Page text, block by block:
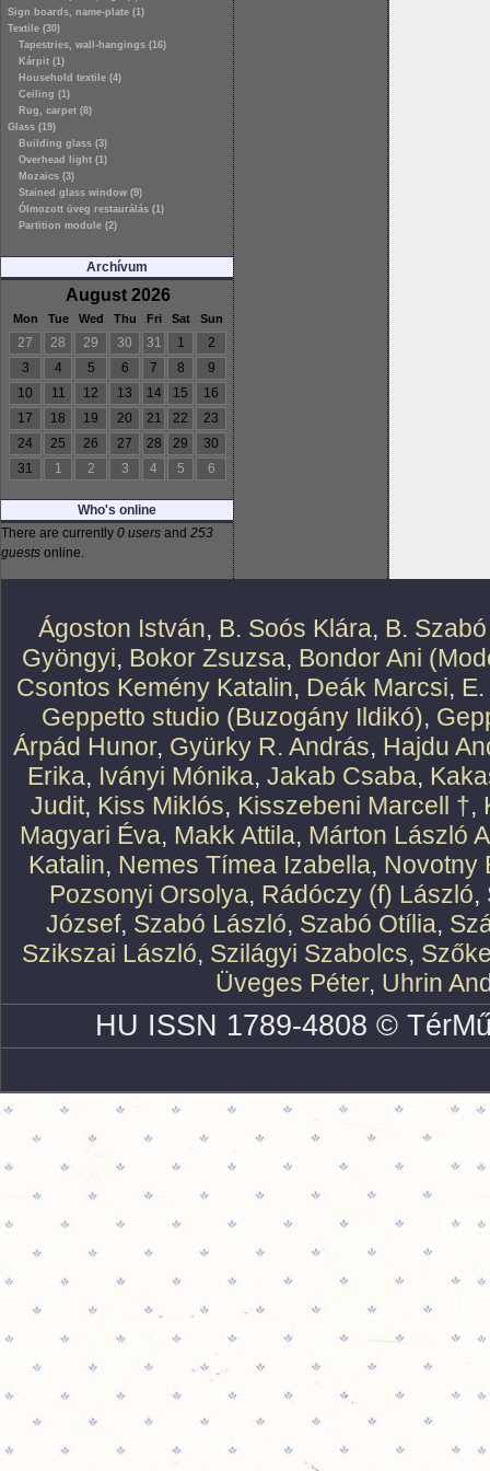
Sign boards, name-plate (1)
Textile (30)
Tapestries, wall-hangings (16)
Kárpit (1)
Household textile (4)
Ceiling (1)
Rug, carpet (8)
Glass (19)
Building glass (3)
Overhead light (1)
Mozaics (3)
Stained glass window (9)
Ólmozott üveg restaurálás (1)
Partition module (2)
Archívum
August 2026
Mon Tue Wed Thu Fri Sat Sun
27 28 29 30 31 1
2
3
4 5 6 7 8
9
10
11 12 13 14 15
16
17
18 19 20 21 22
23
24
25 26 27 28 29
30
31
1 2 3 4 5 6
Who's online
There are currently 0 users and 253
guests online.
Ágoston István, B. Soós Klára, B.
Gyöngyi, Bokor Zsuzsa, Bondor Ani
Csontos Kemény Katalin, Deák Marcsi,
Geppetto studio (Buzogány Ildikó),
Árpád Hunor, Gyürky R. András, Hajdu
Erika, Iványi Mónika, Jakab Csaba,
Judit, Kiss Miklós, Kisszebeni Marcell †,
Magyari Éva, Makk Attila, Márton László
Katalin, Nemes Tímea Izabella, Novotny
Pozsonyi Orsolya, Rádóczy (f) László,
József, Szabó László, Szabó Otília,
Szikszai László, Szilágyi Szabolcs,
Üveges Péter, Uhrin
HU ISSN 1789-4808 ©